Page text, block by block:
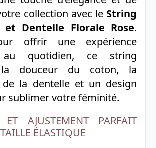
collection avec le String
et Dentelle Florale Rose.
offrir une expérience
au quotidien, ce string
la douceur du coton, la
de la dentelle et un design
sublimer votre féminité.
ET AJUSTEMENT PARFAIT
ÉLASTIQUE